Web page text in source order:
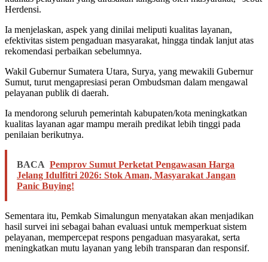
Herdensi.
Ia menjelaskan, aspek yang dinilai meliputi kualitas layanan,
efektivitas sistem pengaduan masyarakat, hingga tindak lanjut atas
rekomendasi perbaikan sebelumnya.
Wakil Gubernur Sumatera Utara, Surya, yang mewakili Gubernur
Sumut, turut mengapresiasi peran Ombudsman dalam mengawal
pelayanan publik di daerah.
Ia mendorong seluruh pemerintah kabupaten/kota meningkatkan
kualitas layanan agar mampu meraih predikat lebih tinggi pada
penilaian berikutnya.
BACA Pemprov Sumut Perketat Pengawasan Harga
Jelang Idulfitri 2026: Stok Aman, Masyarakat Jangan
Panic Buying!
Sementara itu, Pemkab Simalungun menyatakan akan menjadikan
hasil survei ini sebagai bahan evaluasi untuk memperkuat sistem
pelayanan, mempercepat respons pengaduan masyarakat, serta
meningkatkan mutu layanan yang lebih transparan dan responsif.